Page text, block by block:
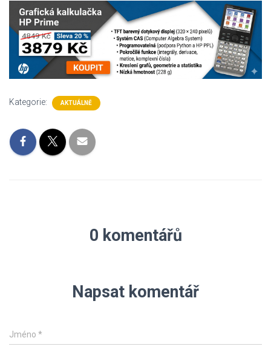
Kategorie: AKTUÁLNĚ
0 komentářů
Napsat komentář
Jméno *